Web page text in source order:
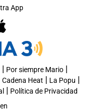
App
| Por siempre Mario|
Cadena Heat | La Popu |
| Política de Privacidad